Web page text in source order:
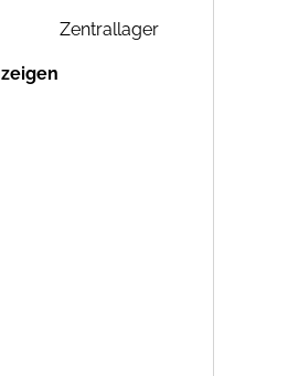
Zentrallager